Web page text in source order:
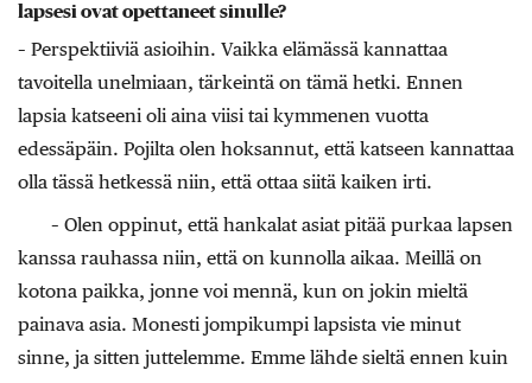
lapsesi ovat opettaneet sinulle?
– Perspektiiviä asioihin. Vaikka elämässä kannattaa
tavoitella unelmiaan, tärkeintä on tämä hetki. Ennen
lapsia katseeni oli aina viisi tai kymmenen vuotta
edessäpäin. Pojilta olen hoksannut, että katseen kannattaa
olla tässä hetkessä niin, että ottaa siitä kaiken irti.
– Olen oppinut, että hankalat asiat pitää purkaa lapsen
kanssa rauhassa niin, että on kunnolla aikaa. Meillä on
kotona paikka, jonne voi mennä, kun on jokin mieltä
painava asia. Monesti jompikumpi lapsista vie minut
sinne, ja sitten juttelemme. Emme lähde sieltä ennen kuin